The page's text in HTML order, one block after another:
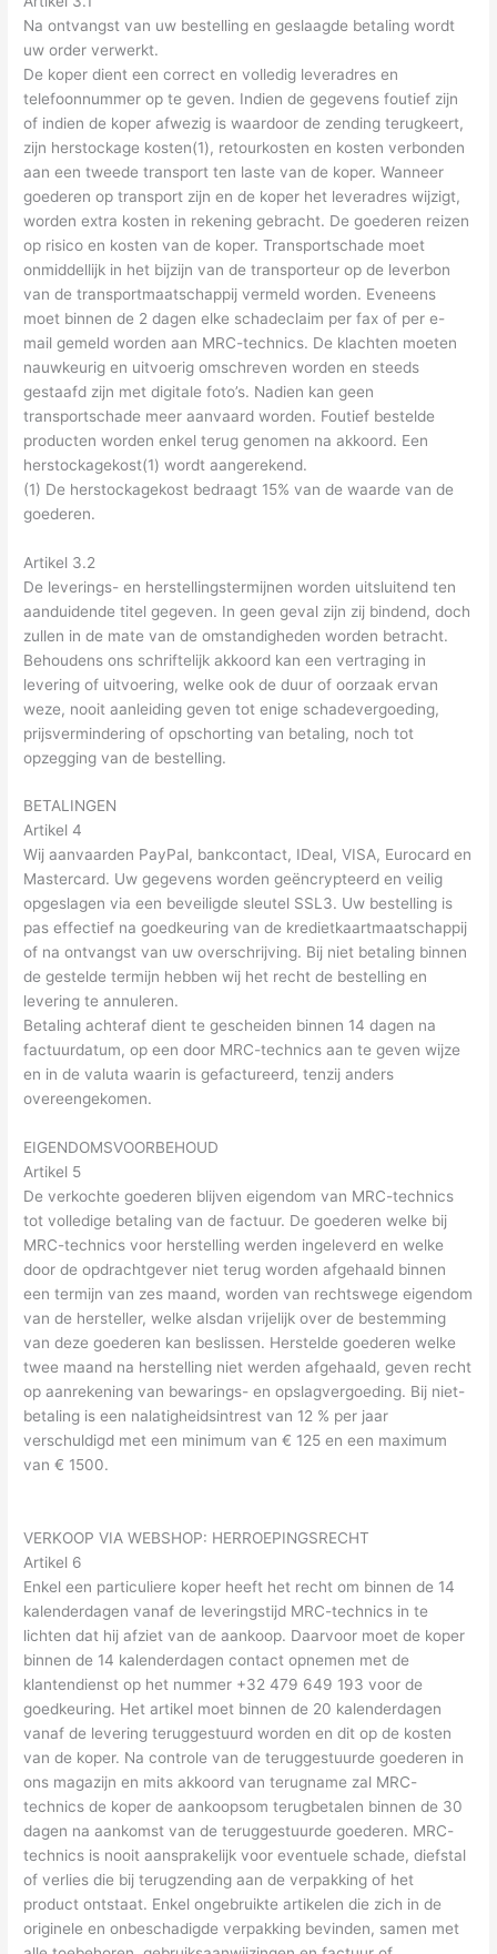
Na ontvangst van uw bestelling en geslaagde betaling wordt
uw order verwerkt.
De koper dient een correct en volledig leveradres en
telefoonnummer op te geven. Indien de gegevens foutief zijn
of indien de koper afwezig is waardoor de zending terugkeert,
zijn herstockage kosten(1), retourkosten en kosten verbonden
aan een tweede transport ten laste van de koper. Wanneer
goederen op transport zijn en de koper het leveradres wijzigt,
worden extra kosten in rekening gebracht. De goederen reizen
op risico en kosten van de koper. Transportschade moet
onmiddellijk in het bijzijn van de transporteur op de leverbon
van de transportmaatschappij vermeld worden. Eveneens
moet binnen de 2 dagen elke schadeclaim per fax of per e-
mail gemeld worden aan MRC-technics. De klachten moeten
nauwkeurig en uitvoerig omschreven worden en steeds
gestaafd zijn met digitale foto’s. Nadien kan geen
transportschade meer aanvaard worden. Foutief bestelde
producten worden enkel terug genomen na akkoord. Een
herstockagekost(1) wordt aangerekend.
(1) De herstockagekost bedraagt 15% van de waarde van de
goederen.
Artikel 3.2
De leverings- en herstellingstermijnen worden uitsluitend ten
aanduidende titel gegeven. In geen geval zijn zij bindend, doch
zullen in de mate van de omstandigheden worden betracht.
Behoudens ons schriftelijk akkoord kan een vertraging in
levering of uitvoering, welke ook de duur of oorzaak ervan
weze, nooit aanleiding geven tot enige schadevergoeding,
prijsvermindering of opschorting van betaling, noch tot
opzegging van de bestelling.
BETALINGEN
Artikel 4
Wij aanvaarden PayPal, bankcontact, IDeal, VISA, Eurocard en
Mastercard. Uw gegevens worden geëncrypteerd en veilig
opgeslagen via een beveiligde sleutel SSL3. Uw bestelling is
pas effectief na goedkeuring van de kredietkaartmaatschappij
of na ontvangst van uw overschrijving. Bij niet betaling binnen
de gestelde termijn hebben wij het recht de bestelling en
levering te annuleren.
Betaling achteraf dient te gescheiden binnen 14 dagen na
factuurdatum, op een door MRC-technics aan te geven wijze
en in de valuta waarin is gefactureerd, tenzij anders
overeengekomen.
EIGENDOMSVOORBEHOUD
Artikel 5
De verkochte goederen blijven eigendom van MRC-technics
tot volledige betaling van de factuur. De goederen welke bij
MRC-technics voor herstelling werden ingeleverd en welke
door de opdrachtgever niet terug worden afgehaald binnen
een termijn van zes maand, worden van rechtswege eigendom
van de hersteller, welke alsdan vrijelijk over de bestemming
van deze goederen kan beslissen. Herstelde goederen welke
twee maand na herstelling niet werden afgehaald, geven recht
op aanrekening van bewarings- en opslagvergoeding. Bij niet-
betaling is een nalatigheidsintrest van 12 % per jaar
verschuldigd met een minimum van € 125 en een maximum
van € 1500.
VERKOOP VIA WEBSHOP: HERROEPINGSRECHT
Artikel 6
Enkel een particuliere koper heeft het recht om binnen de 14
kalenderdagen vanaf de leveringstijd MRC-technics in te
lichten dat hij afziet van de aankoop. Daarvoor moet de koper
binnen de 14 kalenderdagen contact opnemen met de
klantendienst op het nummer +32 479 649 193 voor de
goedkeuring. Het artikel moet binnen de 20 kalenderdagen
vanaf de levering teruggestuurd worden en dit op de kosten
van de koper. Na controle van de teruggestuurde goederen in
ons magazijn en mits akkoord van terugname zal MRC-
technics de koper de aankoopsom terugbetalen binnen de 30
dagen na aankomst van de teruggestuurde goederen. MRC-
technics is nooit aansprakelijk voor eventuele schade, diefstal
of verlies die bij terugzending aan de verpakking of het
product ontstaat. Enkel ongebruikte artikelen die zich in de
originele en onbeschadigde verpakking bevinden, samen met